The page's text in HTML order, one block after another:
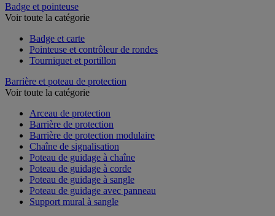
Badge et pointeuse
Voir toute la catégorie
Badge et carte
Pointeuse et contrôleur de rondes
Tourniquet et portillon
Barrière et poteau de protection
Voir toute la catégorie
Arceau de protection
Barrière de protection
Barrière de protection modulaire
Chaîne de signalisation
Poteau de guidage à chaîne
Poteau de guidage à corde
Poteau de guidage à sangle
Poteau de guidage avec panneau
Support mural à sangle